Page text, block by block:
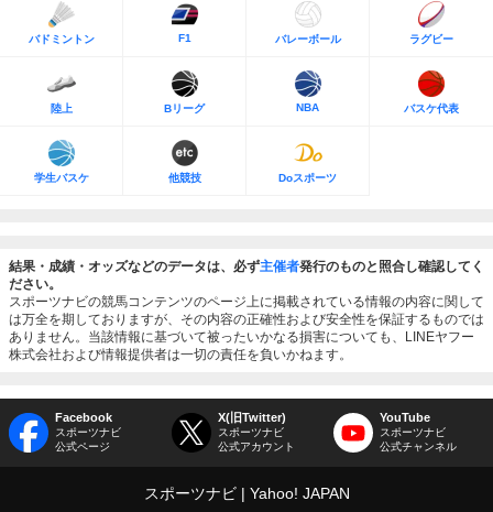
バドミントン F1 バレーボール ラグビー
陸上 Bリーグ NBA バスケ代表
学生バスケ 他競技 Doスポーツ
結果・成績・オッズなどのデータは、必ず主催者発行のものと照合し確認してく
ださい。
スポーツナビの競馬コンテンツのページ上に掲載されている情報の内容に関して
は万全を期しておりますが、その内容の正確性および安全性を保証するものでは
ありません。当該情報に基づいて被ったいかなる損害についても、LINEヤフー
株式会社および情報提供者は一切の責任を負いかねます。
Facebook
スポーツナビ
公式ページ
X(旧Twitter)
スポーツナビ
公式アカウント
YouTube
スポーツナビ
公式チャンネル
スポーツナビ Yahoo! JAPAN